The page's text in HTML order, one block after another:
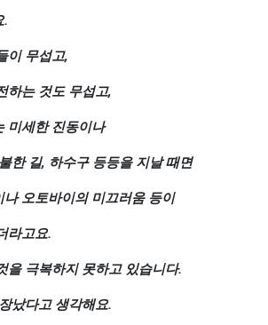
.
이 무섭고,
하는 것도 무섭고,
미세한 진동이나
한 길, 하수구 등등을 지날 때면
나 오토바이의 미끄러움 등이
라고요.
을 극복하지 못하고 있습니다.
났다고 생각해요.